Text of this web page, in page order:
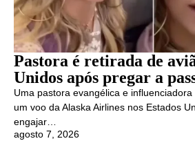
Pastora é retirada de
Unidos após pregar a
Uma pastora evangélica e
um voo da Alaska Airlines nos Estados
engajar…
agosto 7, 2026